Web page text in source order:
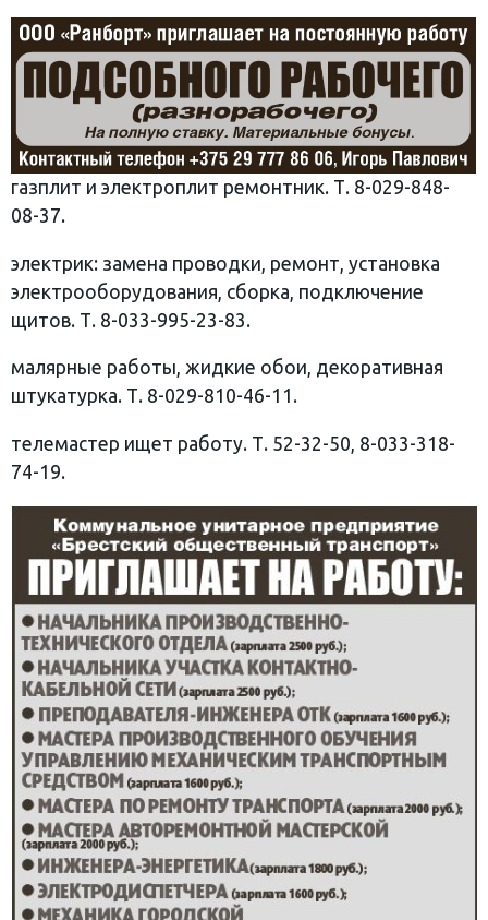
газплит и электроплит ремонтник. Т. 8-029-848-
08-37.
электрик: замена проводки, ремонт, установка
электрооборудования, сборка, подключение
щитов. Т. 8-033-995-23-83.
малярные работы, жидкие обои, декоративная
штукатурка. Т. 8-029-810-46-11.
телемастер ищет работу. Т. 52-32-50, 8-033-318-
74-19.